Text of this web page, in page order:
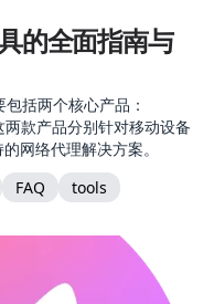
的全面指南与
括两个核心产品：
款产品分别针对移动设备
网络代理解决方案。
FAQ tools